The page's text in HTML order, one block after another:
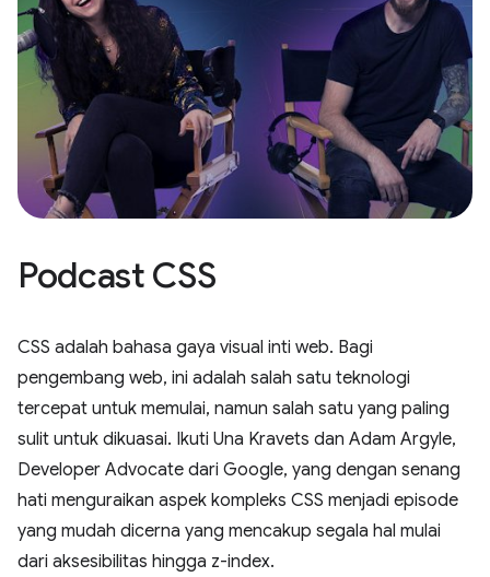
Podcast CSS
CSS adalah bahasa gaya visual inti web. Bagi
pengembang web, ini adalah salah satu teknologi
tercepat untuk memulai, namun salah satu yang paling
sulit untuk dikuasai. Ikuti Una Kravets dan Adam Argyle,
Developer Advocate dari Google, yang dengan senang
hati menguraikan aspek kompleks CSS menjadi episode
yang mudah dicerna yang mencakup segala hal mulai
dari aksesibilitas hingga z-index.